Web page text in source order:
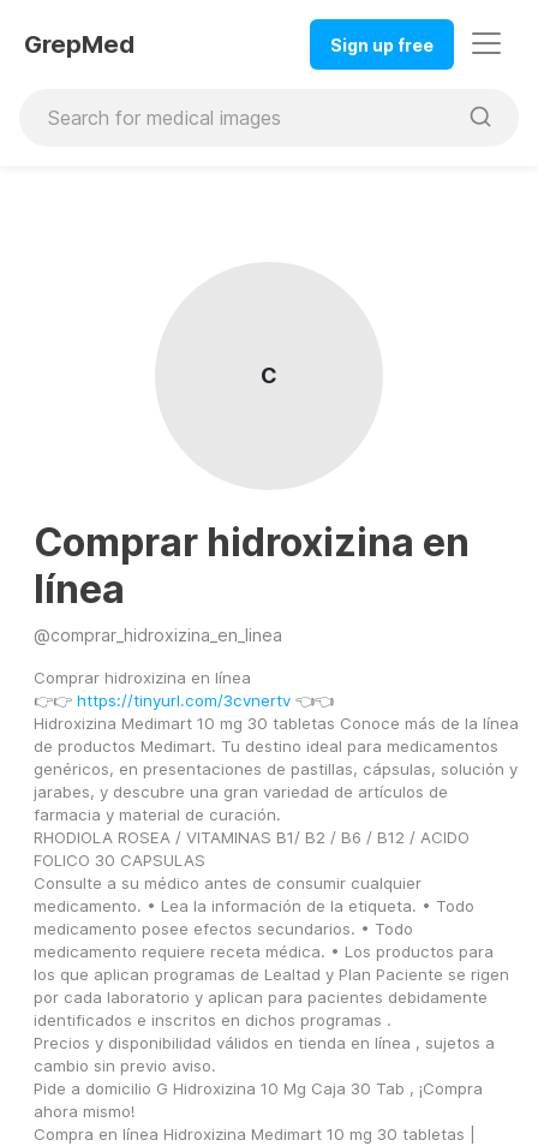
GrepMed Sign up free
C
Comprar hidroxizina en
línea
@comprar_hidroxizina_en_linea
Comprar hidroxizina en línea
👉👉 https://tinyurl.com/3cvnertv 👈👈
Hidroxizina Medimart 10 mg 30 tabletas Conoce más de la línea
de productos Medimart. Tu destino ideal para medicamentos
genéricos, en presentaciones de pastillas, cápsulas, solución y
jarabes, y descubre una gran variedad de artículos de
farmacia y material de curación.
RHODIOLA ROSEA / VITAMINAS B1/ B2 / B6 / B12 / ACIDO
FOLICO 30 CAPSULAS
Consulte a su médico antes de consumir cualquier
medicamento. • Lea la información de la etiqueta. • Todo
medicamento posee efectos secundarios. • Todo
medicamento requiere receta médica. • Los productos para
los que aplican programas de Lealtad y Plan Paciente se rigen
por cada laboratorio y aplican para pacientes debidamente
identificados e inscritos en dichos programas .
Precios y disponibilidad válidos en tienda en línea , sujetos a
cambio sin previo aviso.
Pide a domicilio G Hidroxizina 10 Mg Caja 30 Tab , ¡Compra
ahora mismo!
Compra en línea Hidroxizina Medimart 10 mg 30 tabletas |